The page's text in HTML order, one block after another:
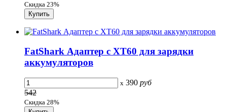
Скидка 23%
FatShark Адаптер с XT60 для зарядки
аккумуляторов
x 390 руб
542
Скидка 28%